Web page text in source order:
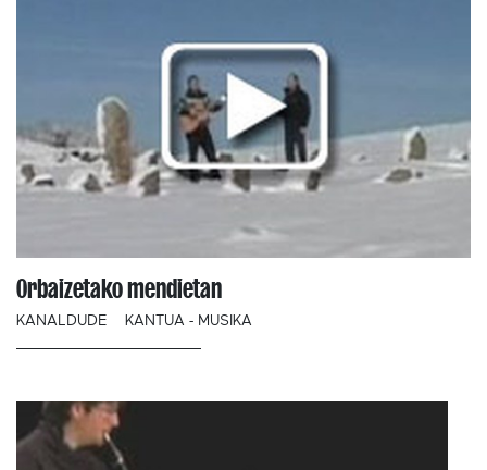
Orbaizetako mendietan
KANALDUDE KANTUA - MUSIKA